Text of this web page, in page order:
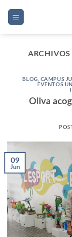
BLOG CAMPUS
EVENTOS
Oliva
09
Jun